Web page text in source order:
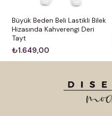
Büyük Beden Beli Lastikli Bilek
Hizasında Kahverengi Deri
Tayt
₺1.649,00